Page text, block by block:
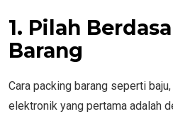
1. Pilah
Barang
Cara packing barang seperti
elektronik yang pertama adalah